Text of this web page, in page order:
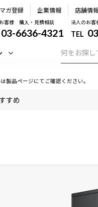
ガ登録 企業情報 店舗情
客様 購入・見積相談
03-6636-4321
法人のお
TEL
製品ページにてご確認ください。
すめ